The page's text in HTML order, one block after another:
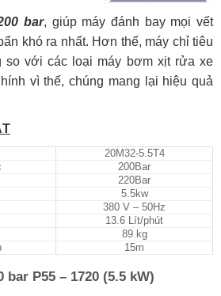
bar, giúp máy đánh bay mọi vết
khó ra nhất. Hơn thế, máy chỉ tiêu
với các loại máy bơm xịt rửa xe
vì thế, chúng mang lại hiệu quả
20M32-5.5T4
200Bar
220Bar
5.5kw
380 V – 50Hz
13.6 Lít/phút
89 kg
15m
P55 – 1720 (5.5 kW)